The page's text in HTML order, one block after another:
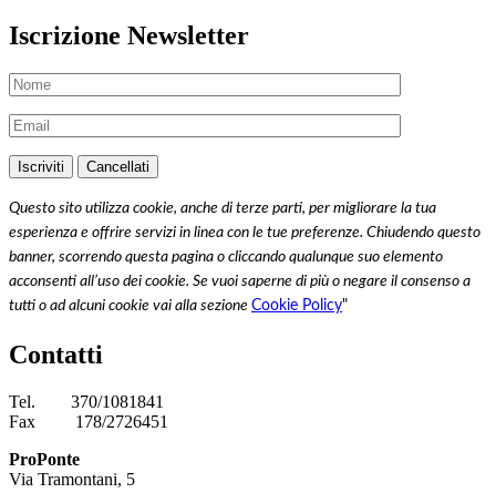
Iscrizione Newsletter
Questo sito utilizza cookie, anche di terze parti, per migliorare la tua
esperienza e offrire servizi in linea con le tue preferenze. Chiudendo questo
banner, scorrendo questa pagina o cliccando qualunque suo elemento
acconsenti all’uso dei cookie. Se vuoi saperne di più o negare il consenso a
tutti o ad alcuni cookie vai alla sezione Cookie Policy"
Contatti
Tel.
370/1081841
Fax
178/2726451
ProPonte
Via Tramontani, 5